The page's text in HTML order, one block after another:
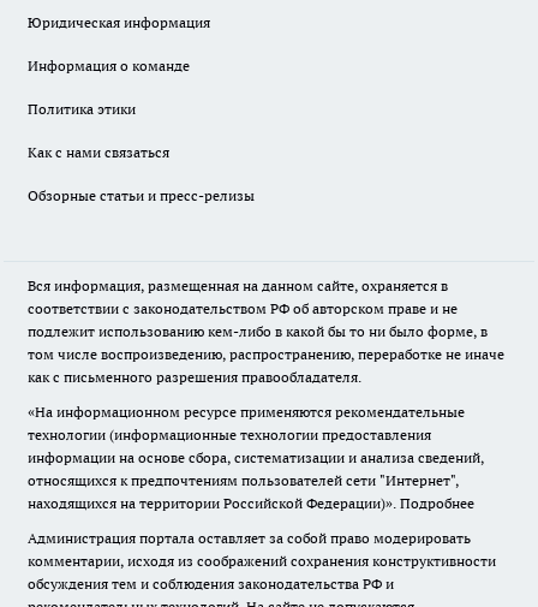
Юридическая информация
Информация о команде
Политика этики
Как с нами связаться
Обзорные статьи и пресс-релизы
Вся информация, размещенная на данном сайте, охраняется в
соответствии с законодательством РФ об авторском праве и не
подлежит использованию кем-либо в какой бы то ни было форме, в
том числе воспроизведению, распространению, переработке не иначе
как с письменного разрешения правообладателя.
«На информационном ресурсе применяются рекомендательные
технологии (информационные технологии предоставления
информации на основе сбора, систематизации и анализа сведений,
относящихся к предпочтениям пользователей сети "Интернет",
находящихся на территории Российской Федерации)». Подробнее
Администрация портала оставляет за собой право модерировать
комментарии, исходя из соображений сохранения конструктивности
обсуждения тем и соблюдения законодательства РФ и